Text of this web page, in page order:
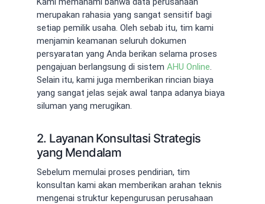
merupakan rahasia yang sangat sensitif bagi
setiap pemilik usaha. Oleh sebab itu, tim kami
menjamin keamanan seluruh dokumen
persyaratan yang Anda berikan selama proses
pengajuan berlangsung di sistem AHU Online.
Selain itu, kami juga memberikan rincian biaya
yang sangat jelas sejak awal tanpa adanya biaya
siluman yang merugikan.
2. Layanan Konsultasi Strategis
yang Mendalam
Sebelum memulai proses pendirian, tim
konsultan kami akan memberikan arahan teknis
mengenai struktur kepengurusan perusahaan